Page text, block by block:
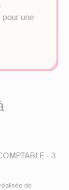
une
- 3
de